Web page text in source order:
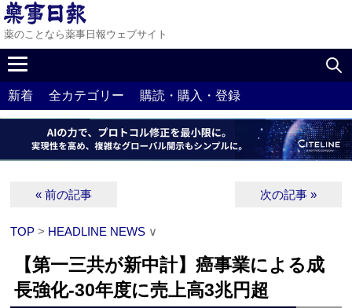
薬のことなら薬事日報ウェブサイト
新着 全カテゴリー 購読・購入・登録
« 前の記事 次の記事 »
TOP > HEADLINE NEWS ∨
【第一三共が新中計】癌事業による成
長強化‐30年度に売上高3兆円超